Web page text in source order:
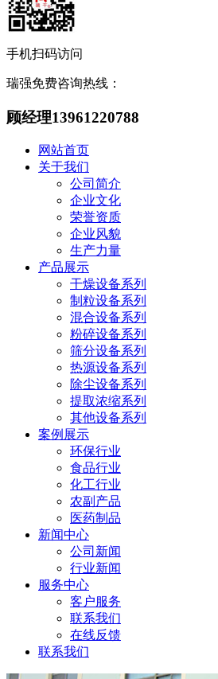
手机扫码访问
瑞强免费咨询热线：
顾经理13961220788
网站首页
关于我们
公司简介
企业文化
荣誉资质
企业风貌
生产力量
产品展示
干燥设备系列
制粒设备系列
混合设备系列
粉碎设备系列
筛分设备系列
热源设备系列
除尘设备系列
提取浓缩系列
其他设备系列
案例展示
环保行业
食品行业
化工行业
农副产品
医药制品
新闻中心
公司新闻
行业新闻
服务中心
客户服务
联系我们
在线反馈
联系我们